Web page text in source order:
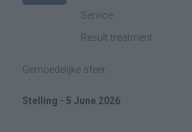
Service
Result treatment
Gemoedelijke sfeer.
Stelling - 5 June 2026